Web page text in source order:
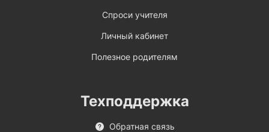
Спроси учителя
Личный кабинет
Полезное родителям
Техподдержка
Обратная связь